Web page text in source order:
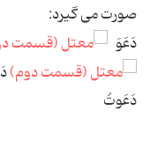
صورت می گیرد:
دَعَوَ
دَعَوتُ